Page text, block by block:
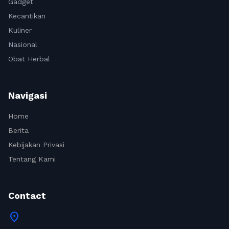
Gadget
Kecantikan
Kuliner
Nasional
Obat Herbal
Navigasi
Home
Berita
Kebijakan Privasi
Tentang Kami
Contact
location_on